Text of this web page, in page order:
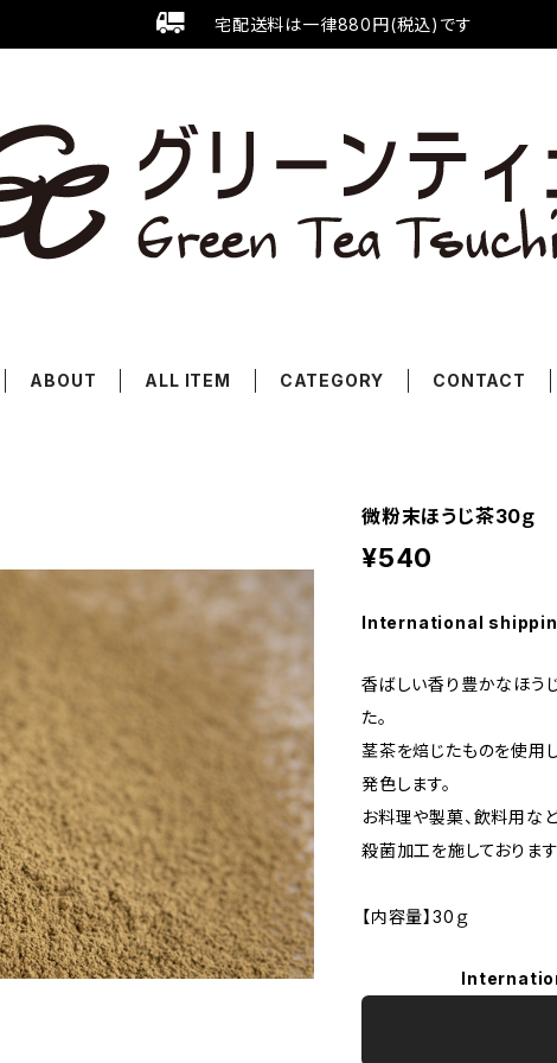
宅配送料は一律880円(税込)です
ABOUT ALL ITEM CATEGORY CONTACT
微粉末ほうじ茶30ｇ
¥540
International
香ばしい香り豊かなほう
た。
茎茶を焙じたものを使用
発色します。
お料理や製菓、飲料用な
殺菌加工を施しておりま
【内容量】30ｇ